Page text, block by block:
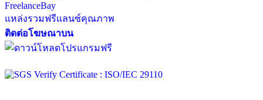
FreelanceBay
แหล่งรวมฟรีแลนซ์คุณภาพ
ติดต่อโฆษณาบน